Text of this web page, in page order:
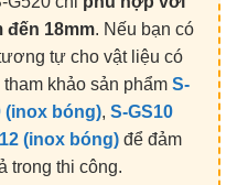
đến 18mm. Nếu bạn có
tự cho vật liệu có
tham khảo sản phẩm S-
(inox bóng), S-GS10
(inox bóng) để đảm
trong thi công.